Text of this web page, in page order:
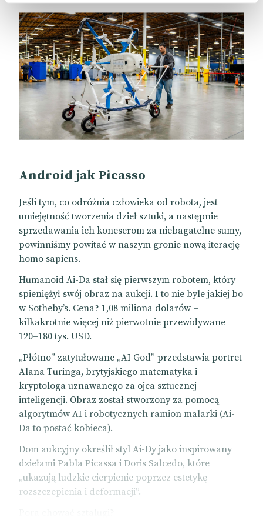
Android jak Picasso
Jeśli tym, co odróżnia człowieka od robota, jest
umiejętność tworzenia dzieł sztuki, a następnie
sprzedawania ich koneserom za niebagatelne sumy,
powinniśmy powitać w naszym gronie nową iterację
homo sapiens.
Humanoid Ai-Da stał się pierwszym robotem, który
spieniężył swój obraz na aukcji. I to nie byle jakiej bo
w Sotheby’s. Cena? 1,08 miliona dolarów –
kilkakrotnie więcej niż pierwotnie przewidywane
120–180 tys. USD.
„Płótno” zatytułowane „AI God” przedstawia portret
Alana Turinga, brytyjskiego matematyka i
kryptologa uznawanego za ojca sztucznej
inteligencji. Obraz został stworzony za pomocą
algorytmów AI i robotycznych ramion malarki (Ai-
Da to postać kobieca).
Dom aukcyjny określił styl Ai-Dy jako inspirowany
dziełami Pabla Picassa i Doris Salcedo, które
„ukazują ludzkie cierpienie poprzez estetykę
rozszczepienia i deformacji”.